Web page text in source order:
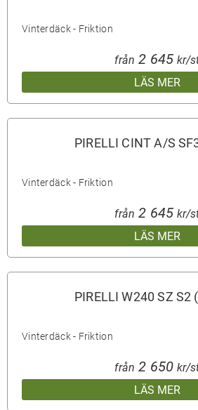
Vinterdäck - Friktion
LÄS MER
från 2 645 kr/
PIRELLI CINT A/S
Vinterdäck - Friktion
LÄS MER
från 2 645 kr/
PIRELLI W240 SZ S2
Vinterdäck - Friktion
LÄS MER
från 2 650 kr/